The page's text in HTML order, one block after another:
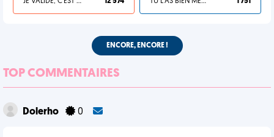
ENCORE, ENCORE !
TOP COMMENTAIRES
Dolerho 0